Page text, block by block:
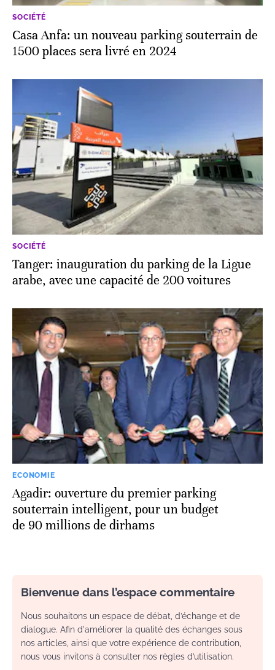
SOCIÉTÉ
Casa Anfa: un nouveau parking souterrain de
1500 places sera livré en 2024
SOCIÉTÉ
Tanger: inauguration du parking de la Ligue
arabe, avec une capacité de 200 voitures
ECONOMIE
Agadir: ouverture du premier parking
souterrain intelligent, pour un budget
de 90 millions de dirhams
Bienvenue dans l’espace commentaire
Nous souhaitons un espace de débat, d’échange et de
dialogue. Afin d'améliorer la qualité des échanges sous
nos articles, ainsi que votre expérience de contribution,
nous vous invitons à consulter nos règles d’utilisation.